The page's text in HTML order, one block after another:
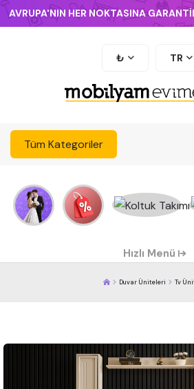
AVRUPA'NIN HER NOKTASINA
₺ TR
Tüm Kategoriler
Hızlı Menü
Duvar Üniteleri Tv